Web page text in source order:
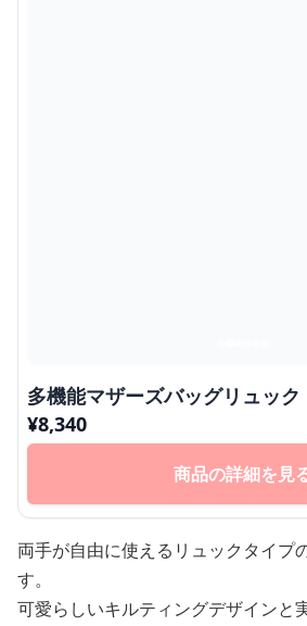
多機能マザーズバッグリュック
¥8,340
商品の詳細を見
両手が自由に使えるリュックタイプ
す。
可愛らしいキルティングデザインと